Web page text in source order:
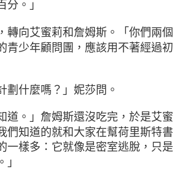
分。」
轉向艾蜜莉和詹姆斯。「你們兩個
青少年顧問團，應該用不著經過初
劃什麼嗎？」妮莎問。
道。」詹姆斯還沒吃完，於是艾蜜
們知道的就和大家在幫荷里斯特書
一樣多：它就像是密室逃脫，只是